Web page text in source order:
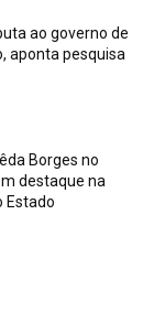
ao governo de
aponta pesquisa
Borges no
destaque na
Estado